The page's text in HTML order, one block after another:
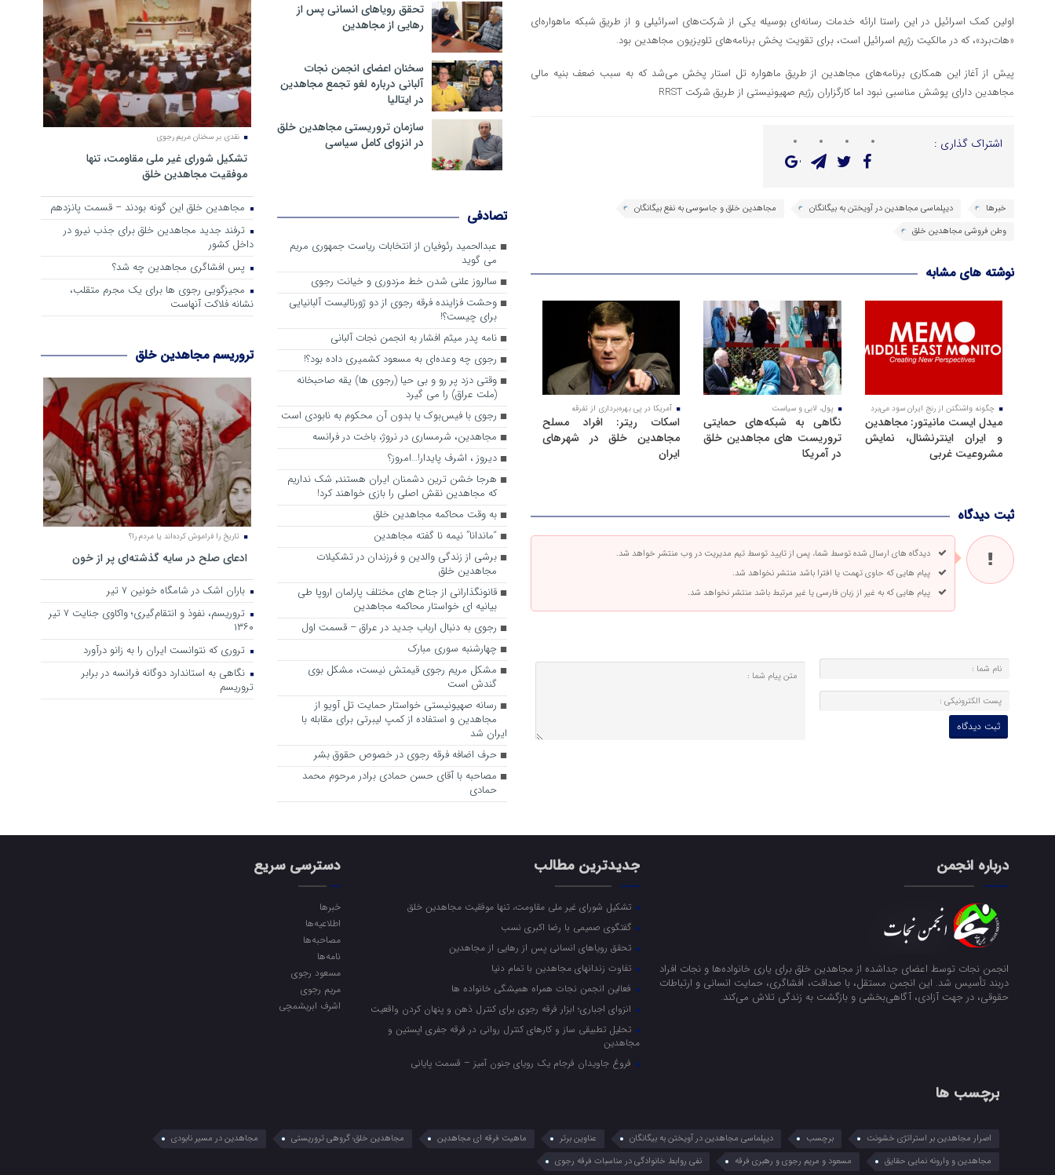
اولین کمک اسرائیل در این راستا ارائه خدمات رسانه‌ای بوسیله یکی از شرکت‌های اسرائیلی و از طریق شبکه ماهواره‌ای
«هات‌برد»، که در مالکیت رژیم اسرائیل است، برای تقویت پخش برنامه‌های تلویزیون مجاهدین بود.
پیش از آغاز این همکاری برنامه‌های مجاهدین از طریق ماهواره تل استار پخش می‌شد که به سبب ضعف بنیه مالی
مجاهدین دارای پوشش مناسبی نبود اما کارگزاران رژیم صهیونیستی از طریق شرکت RRST
اشتراک گذاری :
برچسب
خبرها دیپلماسی مجاهدین در آویختن به بیگانگان
مجاهدین خلق و جاسوسی به نفع بیگانگان
وطن فروشی مجاهدین خلق
نوشته های مشابه
چگونه واشنگتن از رنج ایران سود می‌برد
میدل ایست مانیتور: مجاهدین
و ایران اینترنشنال، نمایش
مشروعیت غربی
پول، لابی و سیاست
نگاهی به شبکه‌های حمایتی
تروریست های مجاهدین خلق
در آمریکا
آمریکا در پی بهره‌برداری از تفرقه
اسکات ریتر: افراد مسلح
مجاهدین خلق در شهرهای
ایران
ثبت دیدگاه
دیدگاه های ارسال شده توسط شما، پس از تایید توسط تیم مدیریت در وب منتشر خواهد شد.
پیام هایی که حاوی تهمت یا افترا باشد منتشر نخواهد شد.
پیام هایی که به غیر از زبان فارسی یا غیر مرتبط باشد منتشر نخواهد شد.
تحقق رویاهای انسانی پس از
رهایی از مجاهدین
سخنان اعضای انجمن نجات
آلبانی درباره لغو تجمع مجاهدین
در ایتالیا
سازمان تروریستی مجاهدین خلق
در انزوای کامل سیاسی
تصادفی
عبدالحمید رئوفیان از انتخابات ریاست جمهوری مریم
می گوید
سالروز علنی شدن خط مزدوری و خیانت رجوی
وحشت فزاینده فرقه رجوی از دو ژورنالیست آلبانیایی
برای چیست؟!
نامه پدر میثم افشار به انجمن نجات آلبانی
رجوی چه وعده‌ای به مسعود کشمیری داده بود؟!
وقتی دزد پر رو و بی حیا (رجوی ها) یقه صاحبخانه
(ملت عراق) را می گیرد
رجوی با فیس‌بوک یا بدون آن محکوم به نابودی است
مجاهدین، شرم‎ساری در نروژ، باخت در فرانسه
ديروز ، اشرف پايدار!…امروز؟
هرجا خشن ترین دشمنان ایران هستند٬ شک نداریم
که مجاهدین نقش اصلی را بازی خواهند کرد!
به وقت محاکمه مجاهدین خلق
“ماندانا” نیمه نا گفته مجاهدین
برشی از زندگی والدین و فرزندان در تشکیلات
مجاهدین خلق
قانونگذارانی از جناح های مختلف پارلمان اروپا طی
بیانیه ای خواستار محاکمه مجاهدین
رجوی به دنبال ارباب جدید در عراق – قسمت اول
چهارشنبه سوری مبارک
مشکل مریم رجوی قیمتش نیست، مشکل بوی
گندش است
رسانه صهیونیستی خواستار حمایت تل آویو از
مجاهدین و استفاده از کمپ لیبرتی برای مقابله با
ایران شد
حرف اضافه فرقه رجوی در خصوص حقوق بشر
مصاحبه با آقای حسن حمادی برادر مرحوم محمد
حمادی
نقدی بر سخنان مریم رجوی
تشکیل شورای غیر ملی مقاومت، تنها
موفقیت مجاهدین خلق
مجاهدین خلق این گونه بودند – قسمت پانزدهم
ترفند جدید مجاهدین خلق برای جذب نیرو در
داخل کشور
پس افشاگری مجاهدین چه شد؟
مجیزگویی رجوی ها برای یک مجرم متقلب،
نشانه فلاکت آنهاست
تروریسم مجاهدین خلق
تاریخ را فراموش کرده‌اند یا مردم را؟
ادعای صلح در سایه گذشته‌ای پر از خون
باران اشک در شامگاه خونین 7 تیر
تروریسم، نفوذ و انتقام‌گیری؛ واکاوی جنایت ۷ تیر
۱۳۶۰
تروری که نتوانست ایران را به زانو درآورد
نگاهی به استاندارد دوگانه فرانسه در برابر
تروریسم
درباره انجمن
انجمن نجات توسط اعضای جداشده از مجاهدین خلق برای یاری خانواده‌ها و نجات افراد
دربند تأسیس شد. این انجمن مستقل، با صداقت، افشاگری، حمایت انسانی و ارتباطات
حقوقی، در جهت آزادی، آگاهی‌بخشی و بازگشت به زندگی تلاش می‌کند.
جدیدترین مطالب
تشکیل شورای غیر ملی مقاومت، تنها موفقیت مجاهدین خلق
گفتگوی صمیمی با رضا اکبری نسب
تحقق رویاهای انسانی پس از رهایی از مجاهدین
تفاوت زندانهای مجاهدین با تمام دنیا
فعالین انجمن نجات همراه همیشگی خانواده ها
انزوای اجباری؛ ابزار فرقه رجوی برای کنترل ذهن و پنهان کردن واقعیت
تحلیل تطبیقی ساز و کارهای کنترل روانی در فرقه جفری اپستین و
مجاهدین
فروغ جاویدان فرجام یک رویای جنون آمیز – قسمت پایانی
دسترسی سریع
خبرها
اطلاعیه‌ها
مصاحبه‌ها
نامه‌ها
مسعود رجوی
مریم رجوی
اشرف ابریشمچی
برچسب ها
اصرار مجاهدین بر استراتژی خشونت برچسب دیپلماسی مجاهدین در آویختن به بیگانگان عناوین برتر ماهیت فرقه ای مجاهدین مجاهدین خلق؛ گروهی تروریستی
مجاهدین در مسیر نابودی
مجاهدین و وارونه نمایی حقایق
مسعود و مریم رجوی و رهبری فرقه نفی روابط خانوادگی در مناسبات فرقه رجوی